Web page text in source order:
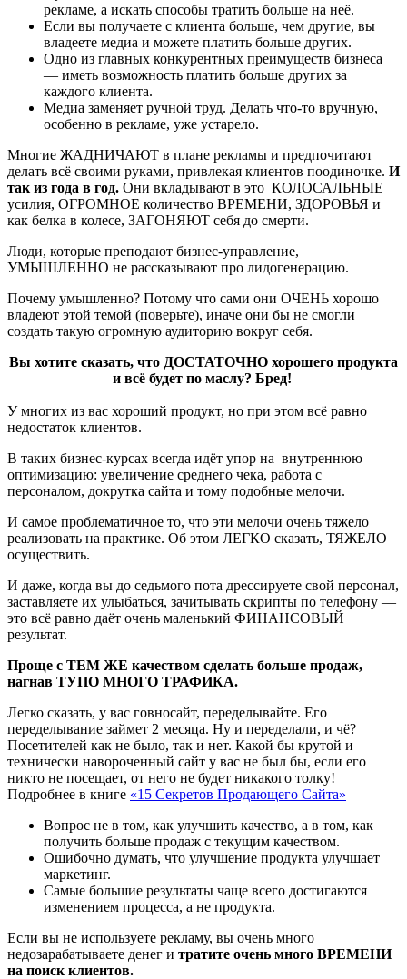
рекламе, а искать способы тратить больше на неё.
Если вы получаете с клиента больше, чем другие, вы
владеете медиа и можете платить больше других.
Одно из главных конкурентных преимуществ бизнеса
— иметь возможность платить больше других за
каждого клиента.
Медиа заменяет ручной труд. Делать что-то вручную,
особенно в рекламе, уже устарело.
Многие ЖАДНИЧАЮТ в плане рекламы и предпочитают
делать всё своими руками, привлекая клиентов поодиночке. И
так из года в год. Они вкладывают в это КОЛОСАЛЬНЫЕ
усилия, ОГРОМНОЕ количество ВРЕМЕНИ, ЗДОРОВЬЯ и
как белка в колесе, ЗАГОНЯЮТ себя до смерти.
Люди, которые преподают бизнес-управление,
УМЫШЛЕННО не рассказывают про лидогенерацию.
Почему умышленно? Потому что сами они ОЧЕНЬ хорошо
владеют этой темой (поверьте), иначе они бы не смогли
создать такую огромную аудиторию вокруг себя.
Вы хотите сказать, что ДОСТАТОЧНО хорошего продукта
и всё будет по маслу? Бред!
У многих из вас хороший продукт, но при этом всё равно
недостаток клиентов.
В таких бизнес-курсах всегда идёт упор на внутреннюю
оптимизацию: увеличение среднего чека, работа с
персоналом, докрутка сайта и тому подобные мелочи.
И самое проблематичное то, что эти мелочи очень тяжело
реализовать на практике. Об этом ЛЕГКО сказать, ТЯЖЕЛО
осуществить.
И даже, когда вы до седьмого пота дрессируете свой персонал,
заставляете их улыбаться, зачитывать скрипты по телефону —
это всё равно даёт очень маленький ФИНАНСОВЫЙ
результат.
Проще с ТЕМ ЖЕ качеством сделать больше продаж,
нагнав ТУПО МНОГО ТРАФИКА.
Легко сказать, у вас говносайт, переделывайте. Его
переделывание займет 2 месяца. Ну и переделали, и чё?
Посетителей как не было, так и нет. Какой бы крутой и
технически навороченный сайт у вас не был бы, если его
никто не посещает, от него не будет никакого толку!
Подробнее в книге «15 Секретов Продающего Сайта»
Вопрос не в том, как улучшить качество, а в том, как
получить больше продаж с текущим качеством.
Ошибочно думать, что улучшение продукта улучшает
маркетинг.
Самые большие результаты чаще всего достигаются
изменением процесса, а не продукта.
Если вы не используете рекламу, вы очень много
недозарабатываете денег и тратите очень много ВРЕМЕНИ
на поиск клиентов.